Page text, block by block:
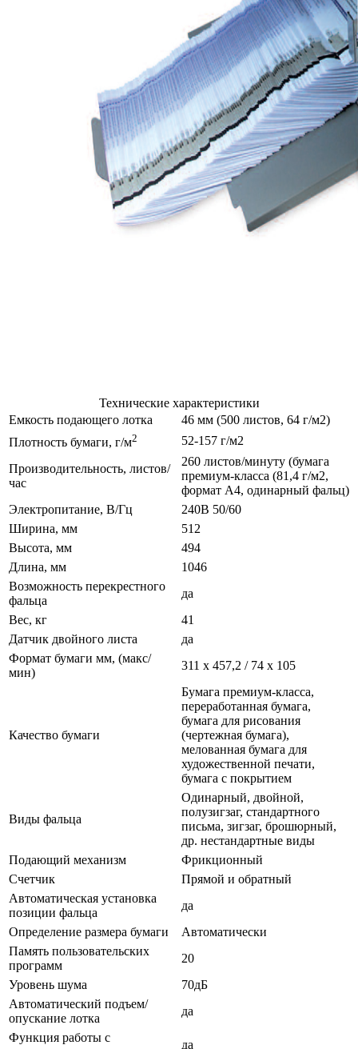
Технические характеристики
Емкость подающего лотка
46 мм (500 листов, 64 г/м2)
Плотность бумаги, г/м2 52-157 г/м2
Производительность, листов/
час
260 листов/минуту (бумага
премиум-класса (81,4 г/м2,
формат А4, одинарный фальц)
Электропитание, В/Гц
240В 50/60
Ширина, мм
512
Высота, мм
494
Длина, мм
1046
Возможность перекрестного
фальца
да
Вес, кг
41
Датчик двойного листа
да
Формат бумаги мм, (макс/
мин)
311 х 457,2 / 74 х 105
Качество бумаги
Бумага премиум-класса,
переработанная бумага,
бумага для рисования
(чертежная бумага),
мелованная бумага для
художественной печати,
бумага с покрытием
Виды фальца
Одинарный, двойной,
полузигзаг, стандартного
письма, зигзаг, брошюрный,
др. нестандартные виды
Подающий механизм
Фрикционный
Счетчик
Прямой и обратный
Автоматическая установка
позиции фальца
да
Определение размера бумаги
Автоматически
Память пользовательских
программ
20
Уровень шума
70дБ
Автоматический подъем/
опускание лотка
да
Функция работы с
да